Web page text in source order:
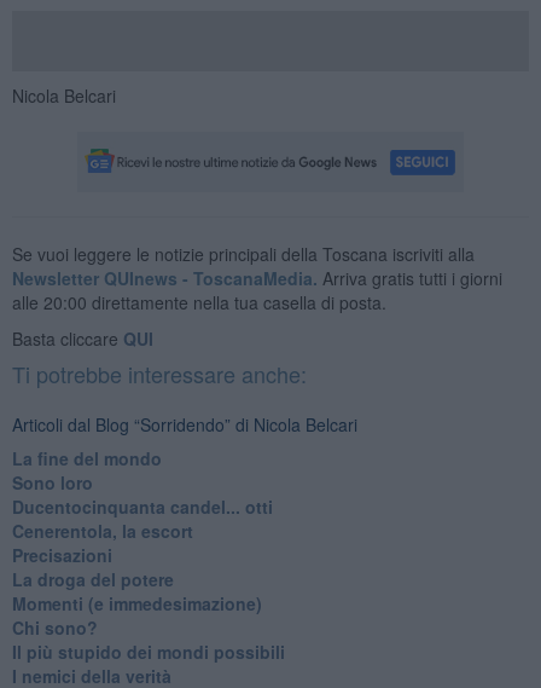
Nicola Belcari
Se vuoi leggere le notizie principali della Toscana iscriviti alla
Newsletter QUInews - ToscanaMedia. Arriva gratis tutti i giorni
alle 20:00 direttamente nella tua casella di posta.
Basta cliccare QUI
Ti potrebbe interessare anche:
Articoli dal Blog “Sorridendo” di Nicola Belcari
La fine del mondo
Sono loro
Ducentocinquanta candel... otti
Cenerentola, la escort
Precisazioni
La droga del potere
Momenti (e immedesimazione)
Chi sono?
Il più stupido dei mondi possibili
I nemici della verità